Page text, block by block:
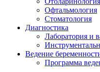
Офтальмология
Стоматология
Диагностика
Лаборатория и
Ведение
Программа